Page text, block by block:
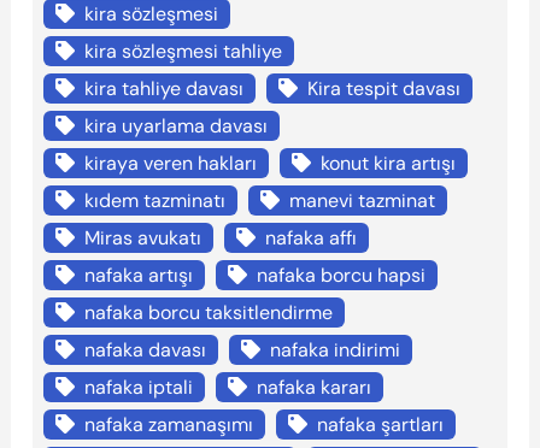
kira sözleşmesi
kira sözleşmesi tahliye
kira tahliye davası
Kira tespit davası
kira uyarlama davası
kiraya veren hakları
konut kira artışı
kıdem tazminatı
manevi tazminat
Miras avukatı
nafaka affı
nafaka artışı
nafaka borcu hapsi
nafaka borcu taksitlendirme
nafaka davası
nafaka indirimi
nafaka iptali
nafaka kararı
nafaka zamanaşımı
nafaka şartları